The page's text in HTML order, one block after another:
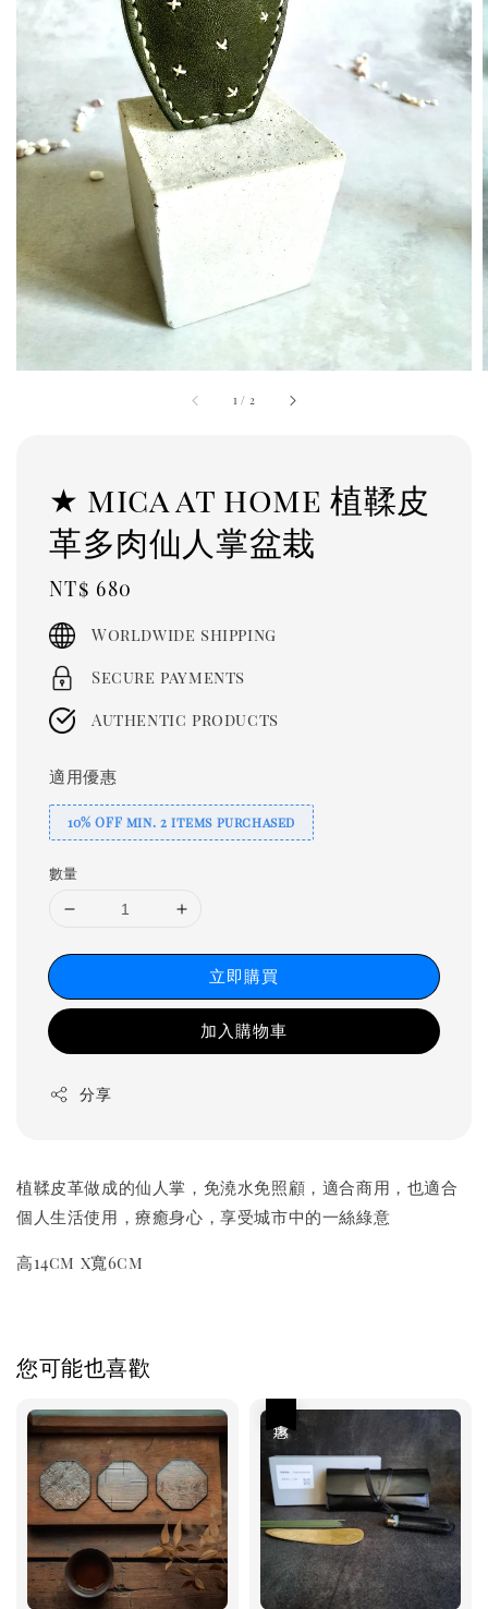
1 / 2
★ mica at home 植鞣皮
革多肉仙人掌盆栽
Regular
price
NT$ 680
Worldwide shipping
Secure payments
Authentic products
適用優惠
10% OFF min. 2 items purchased
數量
立即購買
加入購物車
分享
植鞣皮革做成的仙人掌，免澆水免照顧，適合商用，也適合
個人生活使用，療癒身心，享受城市中的一絲綠意
高14cm x寬6cm
您可能也喜歡